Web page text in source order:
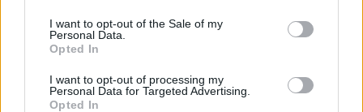
I want to opt-out of the Sale of my
Personal Data.
Opted In
I want to opt-out of processing my
Personal Data for Targeted Advertising.
Opted In
Kela voi leikata tukia ulkomaanmatkan
vuoksi